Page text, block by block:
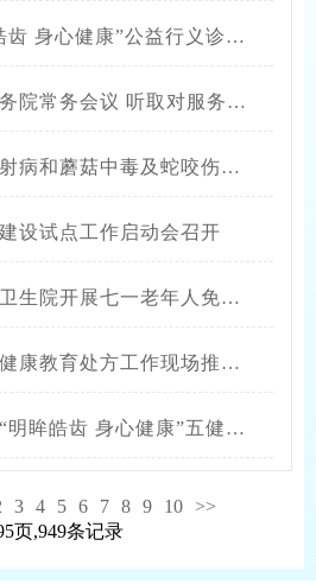
身心健康”公益行义诊活动
服务业扩能提质和“六张网”规划建设督查情况汇报等
蘑菇中毒及蛇咬伤救治专题培训
设试点工作启动会召开
开展七一老年人免费体检活动
育处方工作现场推进会召开
心健康”五健促进行动工作推进会召开
3 4 5 6 7 8 9 10
>>
页,949条记录